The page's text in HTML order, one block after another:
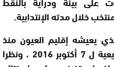
خلال مدته الإنتدابية.
يعيشه إقليم العيون منذ
إنطلاق الحملة الإنتخابية التشريعية ل 7 أكتوبر 2016 ، ونظرا